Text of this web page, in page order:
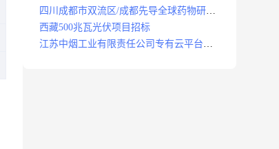
四川成都市双流区/成都先导全球药物研发
生产基地(一期)(dj)项目招标标段
西藏500兆瓦光伏项目招标
江苏中烟工业有限责任公司专有云平台扩